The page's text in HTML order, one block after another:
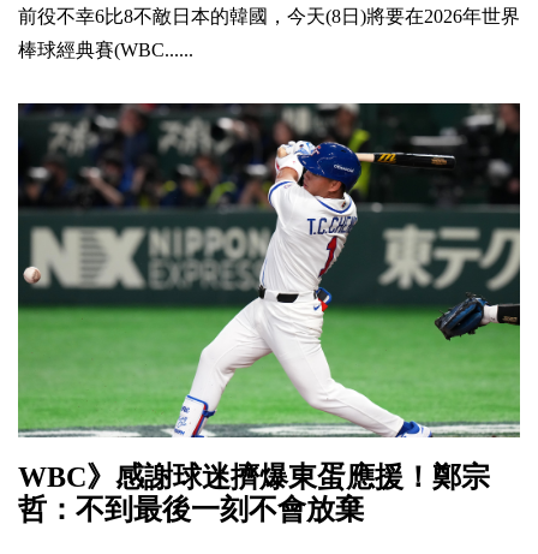
前役不幸6比8不敵日本的韓國，今天(8日)將要在2026年世界
棒球經典賽(WBC......
WBC》感謝球迷擠爆東蛋應援！鄭宗
哲：不到最後一刻不會放棄